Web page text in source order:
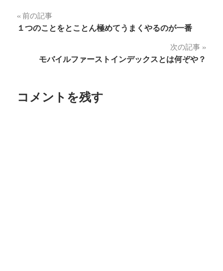
投
稿
ゲ
前の記事
１つのことをとことん極めてうまくやるのが一番
次の記事
モバイルファーストインデックスとは何ぞや？
コメントを残す